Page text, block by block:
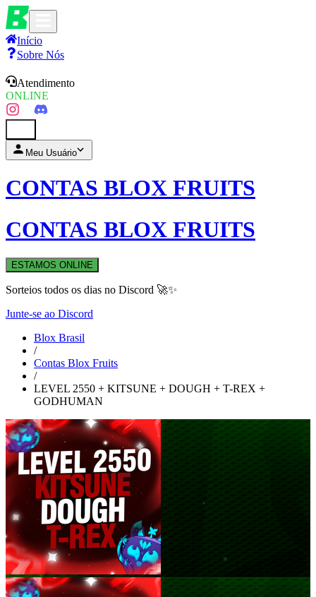
Início
Sobre Nós
Atendimento
ONLINE
Meu Usuário
CONTAS BLOX FRUITS
CONTAS BLOX FRUITS
ESTAMOS ONLINE
Sorteios todos os dias no Discord 🚀✨
Junte-se ao Discord
Blox Brasil
/
Contas Blox Fruits
/
LEVEL 2550 + KITSUNE + DOUGH + T-REX +
GODHUMAN